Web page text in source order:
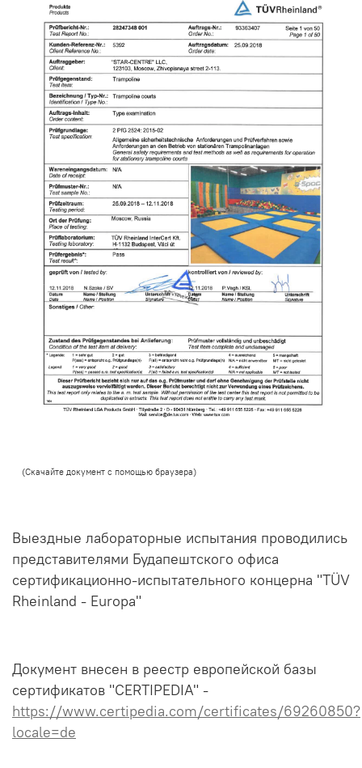
(Скачайте документ с помощью браузера)
Выездные лабораторные испытания проводились
представителями Будапештского офиса
сертификационно-испытательного концерна "TÜV
Rheinland - Europa"
Документ внесен в реестр европейской базы
сертификатов "CERTIPEDIA" -
https://www.certipedia.com/certificates/69260850?
locale=de